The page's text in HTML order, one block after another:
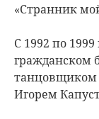
«Странник
С 1992 по
гражданском
танцовщиком
Игорем